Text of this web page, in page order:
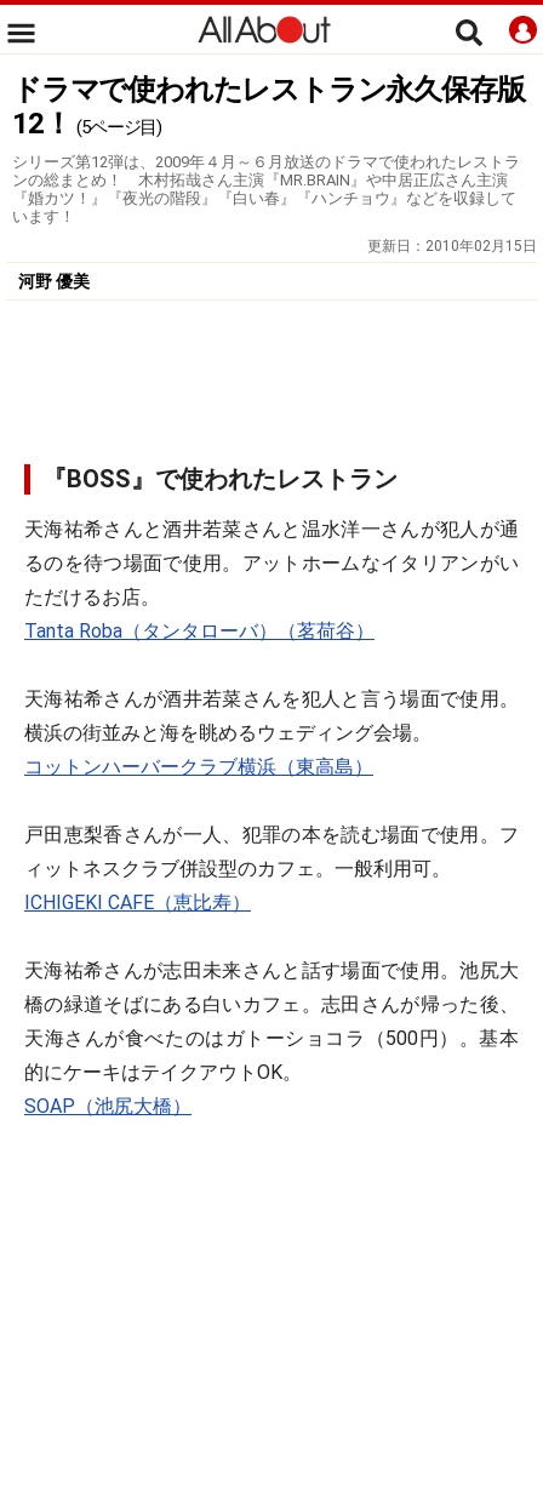
ドラマで使われたレストラン永久保存版
12！
(5ページ目)
シリーズ第12弾は、2009年４月～６月放送のドラマで使われたレストラ
ンの総まとめ！ 木村拓哉さん主演『MR.BRAIN』や中居正広さん主演
『婚カツ！』『夜光の階段』『白い春』『ハンチョウ』などを収録して
います！
更新日： 2010年02月15日
河野 優美
『BOSS』で使われたレストラン
天海祐希さんと酒井若菜さんと温水洋一さんが犯人が通
るのを待つ場面で使用。アットホームなイタリアンがい
ただけるお店。
Tanta Roba（タンタローバ）（茗荷谷）
天海祐希さんが酒井若菜さんを犯人と言う場面で使用。
横浜の街並みと海を眺めるウェディング会場。
コットンハーバークラブ横浜（東高島）
戸田恵梨香さんが一人、犯罪の本を読む場面で使用。フ
ィットネスクラブ併設型のカフェ。一般利用可。
ICHIGEKI CAFE（恵比寿）
天海祐希さんが志田未来さんと話す場面で使用。池尻大
橋の緑道そばにある白いカフェ。志田さんが帰った後、
天海さんが食べたのはガトーショコラ（500円）。基本
的にケーキはテイクアウトOK。
SOAP（池尻大橋）